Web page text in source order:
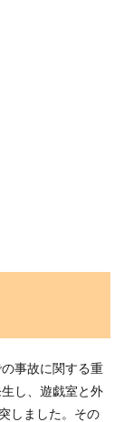
事故に関する重
し、遊戯室と外
しました。その